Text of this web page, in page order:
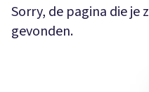
Sorry, de pagina die
gevonden.